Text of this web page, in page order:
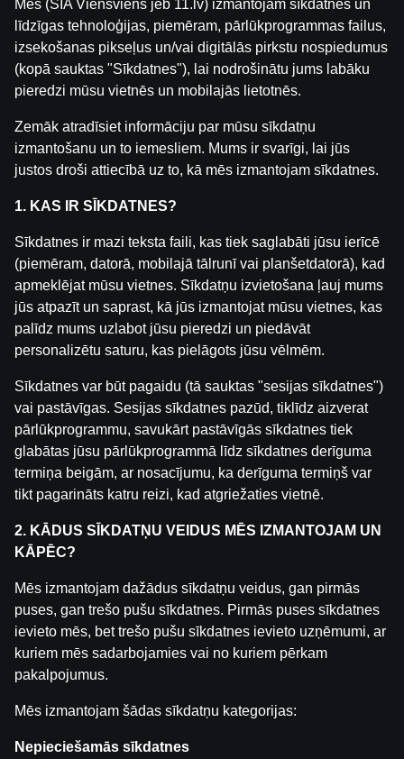
Champions of the SpinWild Chicken High Noon Duel
Fresh Fruit Deluxe DiamondsDr. JEKYLL & Ms. HYDE Co.
Jelly Hunter
Seventy Seven Money BloxxLucky Jimmy Pots and PearlsLucky Lads Hold &
Dig N Drop
Mēs (SIA Viensviens jeb 11.lv) izmantojam sīkdatnes un
līdzīgas tehnoloģijas, piemēram, pārlūkprogrammas failus,
izsekošanas pikseļus un/vai digitālās pirkstu nospiedumus
(kopā sauktas "Sīkdatnes"), lai nodrošinātu jums labāku
pieredzi mūsu vietnēs un mobilajās lietotnēs.
Zemāk atradīsiet informāciju par mūsu sīkdatņu
izmantošanu un to iemesliem. Mums ir svarīgi, lai jūs
justos droši attiecībā uz to, kā mēs izmantojam sīkdatnes.
1. KAS IR SĪKDATNES?
Sīkdatnes ir mazi teksta faili, kas tiek saglabāti jūsu ierīcē
(piemēram, datorā, mobilajā tālrunī vai planšetdatorā), kad
apmeklējat mūsu vietnes. Sīkdatņu izvietošana ļauj mums
jūs atpazīt un saprast, kā jūs izmantojat mūsu vietnes, kas
palīdz mums uzlabot jūsu pieredzi un piedāvāt
personalizētu saturu, kas pielāgots jūsu vēlmēm.
Sīkdatnes var būt pagaidu (tā sauktas "sesijas sīkdatnes")
vai pastāvīgas. Sesijas sīkdatnes pazūd, tiklīdz aizverat
pārlūkprogrammu, savukārt pastāvīgās sīkdatnes tiek
glabātas jūsu pārlūkprogrammā līdz sīkdatnes derīguma
termiņa beigām, ar nosacījumu, ka derīguma termiņš var
tikt pagarināts katru reizi, kad atgriežaties vietnē.
2. KĀDUS SĪKDATŅU VEIDUS MĒS IZMANTOJAM UN
KĀPĒC?
Mēs izmantojam dažādus sīkdatņu veidus, gan pirmās
puses, gan trešo pušu sīkdatnes. Pirmās puses sīkdatnes
ievieto mēs, bet trešo pušu sīkdatnes ievieto uzņēmumi, ar
kuriem mēs sadarbojamies vai no kuriem pērkam
pakalpojumus.
Mēs izmantojam šādas sīkdatņu kategorijas:
Nepieciešamās sīkdatnes